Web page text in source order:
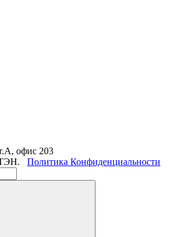
офис 203
ТЭН. Политика Конфиденциальности